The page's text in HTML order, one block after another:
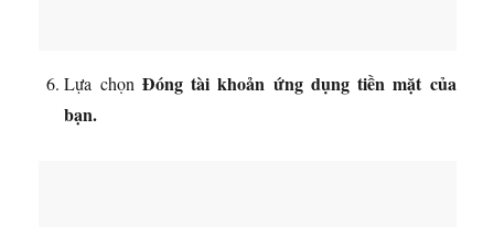
Lựa chọn Đóng tài khoản ứng dụng tiền mặt của
bạn.